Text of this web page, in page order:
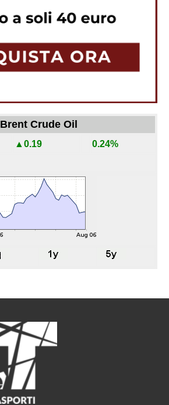
Brent Crude Oil
▲0.19 0.24%